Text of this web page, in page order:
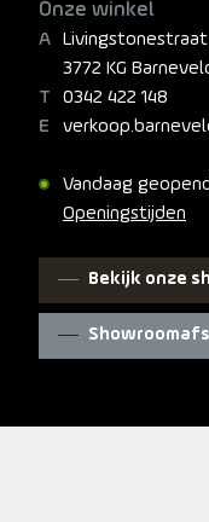
Onze winkel
Livingstonestraat
3772 KG
0342 422 148
Vandaag
Openingstijden
Bekijk onze